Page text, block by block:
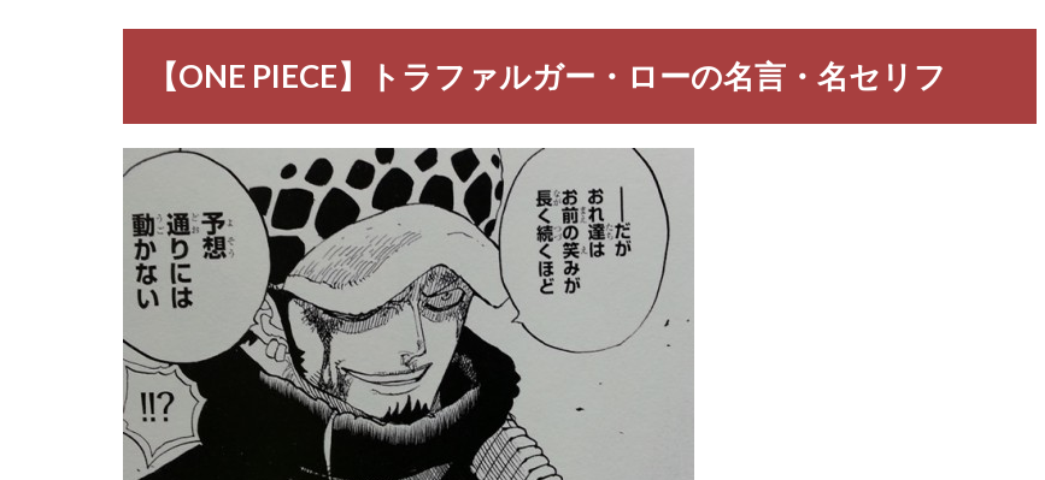
【ONE PIECE】トラファルガー・ローの名言・名セリフ